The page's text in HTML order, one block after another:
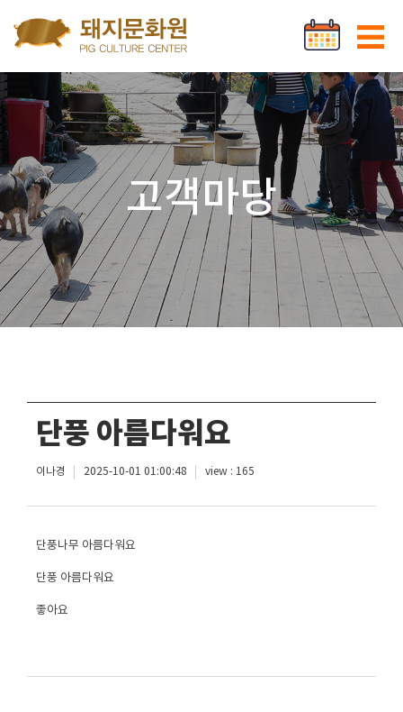
로그인
고객마당
단풍 아름다워요
이나경 2025-10-01 01:00:48 view : 165
단풍나무 아름다워요
단풍 아름다워요
좋아요